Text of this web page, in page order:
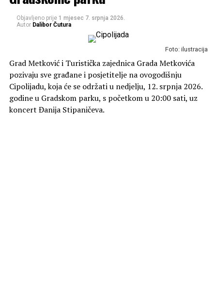
Objavljeno prije 1 mjesec 7. srpnja 2026.
Autor Dalibor Čutura
Foto: ilustracija
Grad Metković i Turistička zajednica Grada Metkovića
pozivaju sve građane i posjetitelje na ovogodišnju
Cipolijadu, koja će se održati u nedjelju, 12. srpnja 2026.
godine u Gradskom parku, s početkom u 20:00 sati, uz
koncert Đanija Stipaničeva.